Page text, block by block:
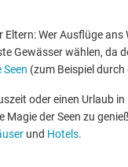
Eltern: Wer Ausflüge
Gewässer wählen, da
(zum Beispiel durch
oder einen Urlaub
Magie der Seen zu
und Hotels.